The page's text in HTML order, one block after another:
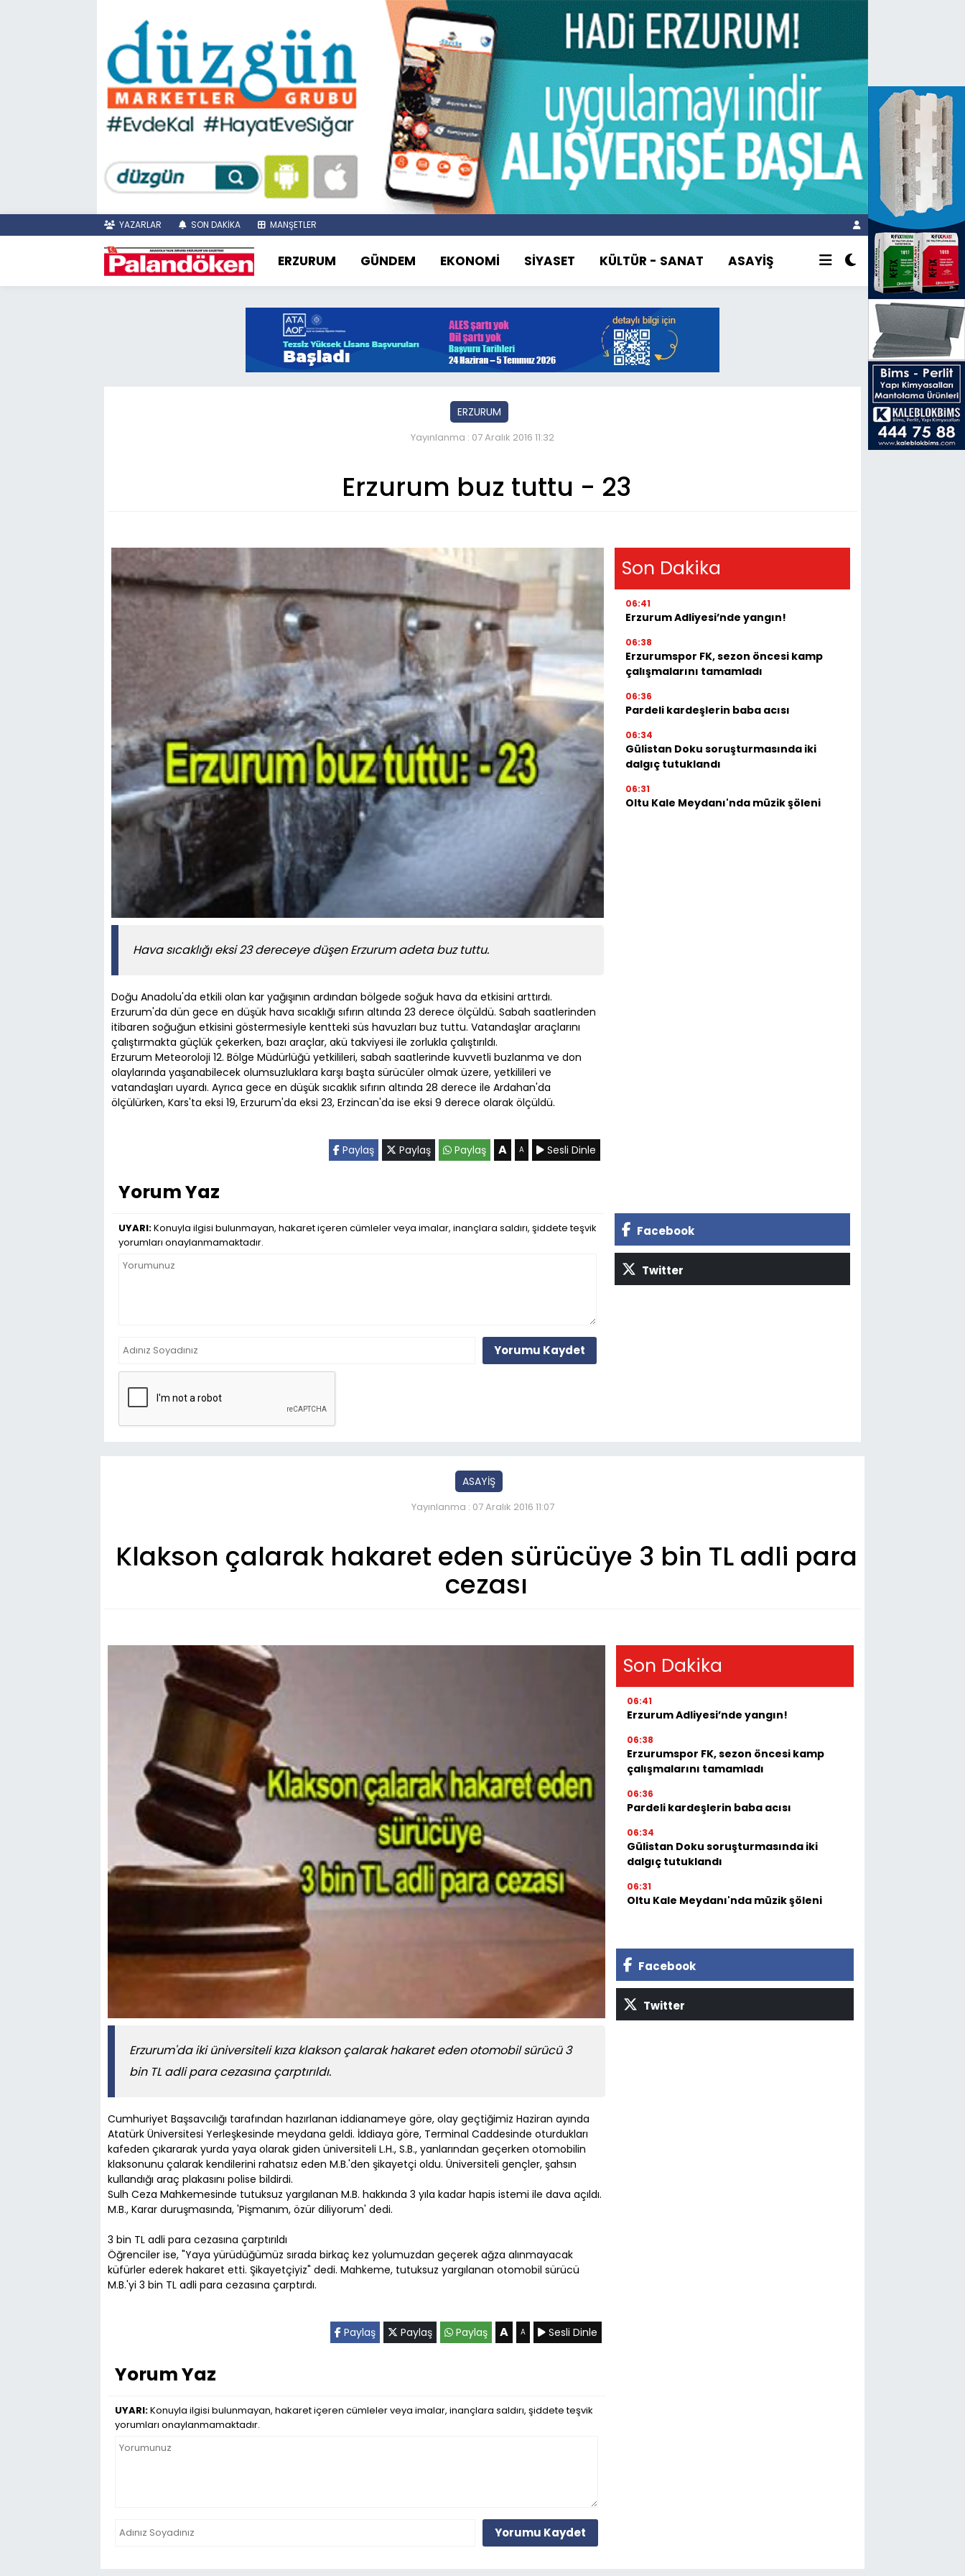
YAZARLAR SON DAKİKA MANŞETLER
ERZURUM GÜNDEM EKONOMİ SİYASET KÜLTÜR - SANAT ASAYİŞ
ERZURUM
Yayınlanma : 07 Aralık 2016 11:32
Erzurum buz tuttu - 23
Hava sıcaklığı eksi 23 dereceye düşen Erzurum adeta buz tuttu.
Doğu Anadolu'da etkili olan kar yağışının ardından bölgede soğuk hava da etkisini arttırdı.
Erzurum'da dün gece en düşük hava sıcaklığı sıfırın altında 23 derece ölçüldü. Sabah saatlerinden
itibaren soğuğun etkisini göstermesiyle kentteki süs havuzları buz tuttu. Vatandaşlar araçlarını
çalıştırmakta güçlük çekerken, bazı araçlar, akü takviyesi ile zorlukla çalıştırıldı.
Erzurum Meteoroloji 12. Bölge Müdürlüğü yetkilileri, sabah saatlerinde kuvvetli buzlanma ve don
olaylarında yaşanabilecek olumsuzluklara karşı başta sürücüler olmak üzere, yetkilileri ve
vatandaşları uyardı. Ayrıca gece en düşük sıcaklık sıfırın altında 28 derece ile Ardahan'da
ölçülürken, Kars'ta eksi 19, Erzurum'da eksi 23, Erzincan'da ise eksi 9 derece olarak ölçüldü.
Paylaş Paylaş Paylaş A A Sesli Dinle
Yorum Yaz
UYARI:Konuyla ilgisi bulunmayan, hakaret içeren cümleler veya imalar, inançlara saldırı, şiddete teşvik
yorumları onaylanmamaktadır.
Yorumu Kaydet
Son Dakika
06:41
Erzurum Adliyesi’nde yangın!
06:38
Erzurumspor FK, sezon öncesi kamp
çalışmalarını tamamladı
06:36
Pardeli kardeşlerin baba acısı
06:34
Gülistan Doku soruşturmasında iki
dalgıç tutuklandı
06:31
Oltu Kale Meydanı'nda müzik şöleni
Facebook
Twitter
ASAYİŞ
Yayınlanma : 07 Aralık 2016 11:07
Klakson çalarak hakaret eden sürücüye 3 bin TL adli para
cezası
Erzurum'da iki üniversiteli kıza klakson çalarak hakaret eden otomobil sürücü 3
bin TL adli para cezasına çarptırıldı.
Cumhuriyet Başsavcılığı tarafından hazırlanan iddianameye göre, olay geçtiğimiz Haziran ayında
Atatürk Üniversitesi Yerleşkesinde meydana geldi. İddiaya göre, Terminal Caddesinde oturdukları
kafeden çıkararak yurda yaya olarak giden üniversiteli L.H., S.B., yanlarından geçerken otomobilin
klaksonunu çalarak kendilerini rahatsız eden M.B.'den şikayetçi oldu. Üniversiteli gençler, şahsın
kullandığı araç plakasını polise bildirdi.
Sulh Ceza Mahkemesinde tutuksuz yargılanan M.B. hakkında 3 yıla kadar hapis istemi ile dava açıldı.
M.B., Karar duruşmasında, 'Pişmanım, özür diliyorum' dedi.
3 bin TL adli para cezasına çarptırıldı
Öğrenciler ise, "Yaya yürüdüğümüz sırada birkaç kez yolumuzdan geçerek ağza alınmayacak
küfürler ederek hakaret etti. Şikayetçiyiz" dedi. Mahkeme, tutuksuz yargılanan otomobil sürücü
M.B.'yi 3 bin TL adli para cezasına çarptırdı.
Paylaş Paylaş Paylaş A A Sesli Dinle
Yorum Yaz
UYARI:Konuyla ilgisi bulunmayan, hakaret içeren cümleler veya imalar, inançlara saldırı, şiddete teşvik
yorumları onaylanmamaktadır.
Yorumu Kaydet
Son Dakika
06:41
Erzurum Adliyesi’nde yangın!
06:38
Erzurumspor FK, sezon öncesi kamp
çalışmalarını tamamladı
06:36
Pardeli kardeşlerin baba acısı
06:34
Gülistan Doku soruşturmasında iki
dalgıç tutuklandı
06:31
Oltu Kale Meydanı'nda müzik şöleni
Facebook
Twitter